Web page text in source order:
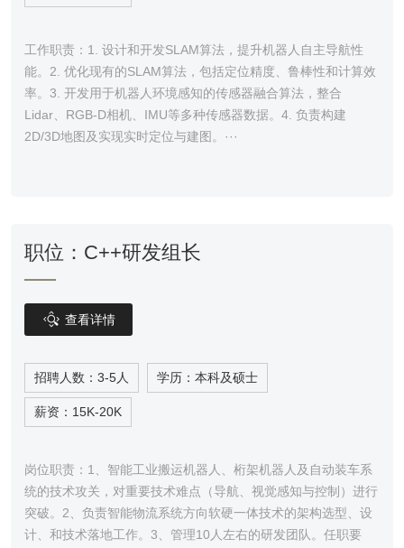
工作职责：1. 设计和开发SLAM算法，提升机器人自主导航性
能。2. 优化现有的SLAM算法，包括定位精度、鲁棒性和计算效
率。3. 开发用于机器人环境感知的传感器融合算法，整合
Lidar、RGB-D相机、IMU等多种传感器数据。4. 负责构建
2D/3D地图及实现实时定位与建图。···
职位：C++研发组长
 查看详情
招聘人数：3-5人 学历：本科及硕士
薪资：15K-20K
岗位职责：1、智能工业搬运机器人、桁架机器人及自动装车系
统的技术攻关，对重要技术难点（导航、视觉感知与控制）进行
突破。2、负责智能物流系统方向软硬一体技术的架构选型、设
计、和技术落地工作。3、管理10人左右的研发团队。任职要